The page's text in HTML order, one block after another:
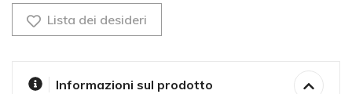
Lista dei desideri
Informazioni sul prodotto